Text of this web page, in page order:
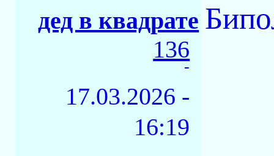
дед в квадрате
136
-
17.03.2026 -
16:19